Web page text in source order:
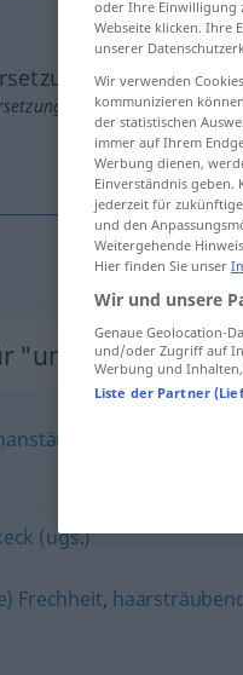
anklicken/antippen)
"unverschämt"
(ugs.)
Frechheit,
oder Ihre Einwilligung
Webseite klicken. Ihre
unserer
Wir verwenden
kommunizieren
der statistischen
immer auf Ihrem
Werbung dienen,
Einverständnis geben.
jederzeit für
und den
Weitergehende
Hier finden Sie unser
Wir und unsere
Genaue Geolocation-
und/oder Zugriff auf
Werbung und
Liste der Partner